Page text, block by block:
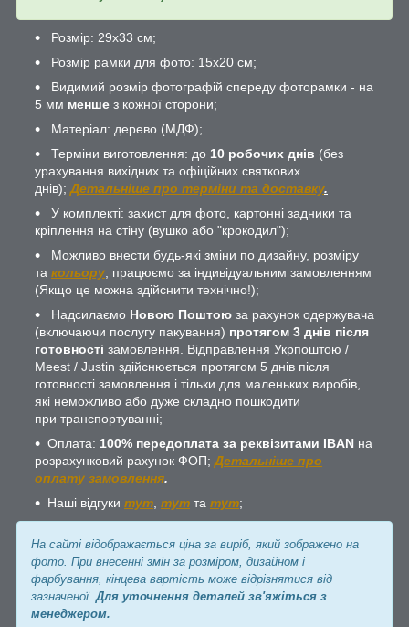
Розмір: 29х33 см;
Розмір рамки для фото: 15х20 см;
Видимий розмір фотографій спереду фоторамки - на
5 мм менше з кожної сторони;
Матеріал: дерево (МДФ);
Терміни виготовлення: до 10 робочих днів (без
урахування вихідних та офіційних святкових
днів); Детальніше про терміни та доставку.
У комплекті: захист для фото, картонні задники та
кріплення на стіну (вушко або "крокодил");
Можливо внести будь-які зміни по дизайну, розміру
та кольору , працюємо за індивідуальним замовленням
(Якщо це можна здійснити технічно!);
Надсилаємо Новою Поштою за рахунок одержувача
(включаючи послугу пакування) протягом 3 днів після
готовності замовлення. Відправлення Укрпоштою /
Meest / Justin здійснюється протягом 5 днів після
готовності замовлення і тільки для маленьких виробів,
які неможливо або дуже складно пошкодити
при транспортуванні;
Оплата: 100% передоплата за реквізитами IBAN на
розрахунковий рахунок ФОП; Детальніше про
оплату замовлення.
Наші відгуки тут тут та тут;
На сайті відображається ціна за виріб, який зображено на
фото. При внесенні змін за розміром, дизайном і
фарбування, кінцева вартість може відрізнятися від
зазначеної. Для уточнення деталей зв'яжіться з
менеджером.